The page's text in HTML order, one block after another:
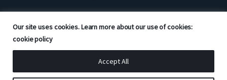
Our site uses cookies. Learn more about our use of cookies:
cookie policy
Accept All
Copyright © 2026 Good Doctor. All rights reserved.